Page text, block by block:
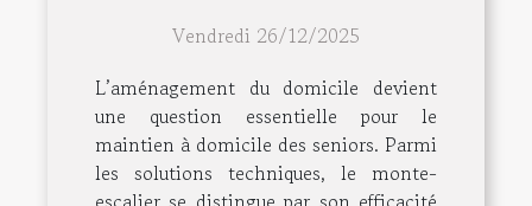
seniors ?Vendredi 26/12/2025
L’aménagement du domicile devient
une question essentielle pour le
maintien à domicile des seniors. Parmi
les solutions techniques, le monte-